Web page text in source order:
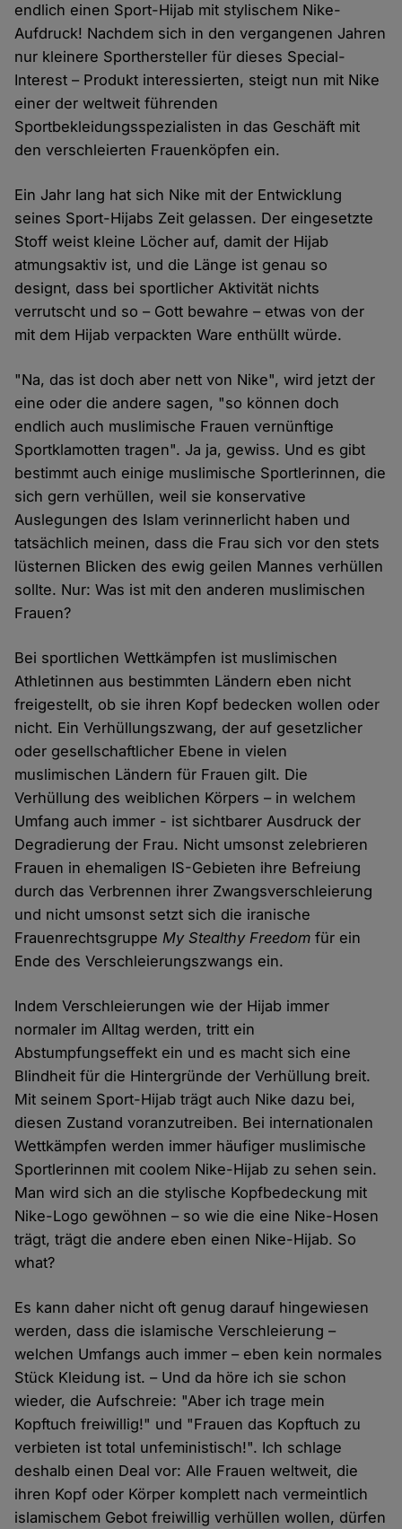
endlich einen Sport-Hijab mit stylischem Nike-
Aufdruck! Nachdem sich in den vergangenen Jahren
nur kleinere Sporthersteller für dieses Special-
Interest – Produkt interessierten, steigt nun mit Nike
einer der weltweit führenden
Sportbekleidungsspezialisten in das Geschäft mit
den verschleierten Frauenköpfen ein.
Ein Jahr lang hat sich Nike mit der Entwicklung
seines Sport-Hijabs Zeit gelassen. Der eingesetzte
Stoff weist kleine Löcher auf, damit der Hijab
atmungsaktiv ist, und die Länge ist genau so
designt, dass bei sportlicher Aktivität nichts
verrutscht und so – Gott bewahre – etwas von der
mit dem Hijab verpackten Ware enthüllt würde.
"Na, das ist doch aber nett von Nike", wird jetzt der
eine oder die andere sagen, "so können doch
endlich auch muslimische Frauen vernünftige
Sportklamotten tragen". Ja ja, gewiss. Und es gibt
bestimmt auch einige muslimische Sportlerinnen, die
sich gern verhüllen, weil sie konservative
Auslegungen des Islam verinnerlicht haben und
tatsächlich meinen, dass die Frau sich vor den stets
lüsternen Blicken des ewig geilen Mannes verhüllen
sollte. Nur: Was ist mit den anderen muslimischen
Frauen?
Bei sportlichen Wettkämpfen ist muslimischen
Athletinnen aus bestimmten Ländern eben nicht
freigestellt, ob sie ihren Kopf bedecken wollen oder
nicht. Ein Verhüllungszwang, der auf gesetzlicher
oder gesellschaftlicher Ebene in vielen
muslimischen Ländern für Frauen gilt. Die
Verhüllung des weiblichen Körpers – in welchem
Umfang auch immer - ist sichtbarer Ausdruck der
Degradierung der Frau. Nicht umsonst zelebrieren
Frauen in ehemaligen IS-Gebieten ihre Befreiung
durch das Verbrennen ihrer Zwangsverschleierung
und nicht umsonst setzt sich die iranische
FrauenrechtsgruppeMy Stealthy Freedom für ein
Ende des Verschleierungszwangs ein.
Indem Verschleierungen wie der Hijab immer
normaler im Alltag werden, tritt ein
Abstumpfungseffekt ein und es macht sich eine
Blindheit für die Hintergründe der Verhüllung breit.
Mit seinem Sport-Hijab trägt auch Nike dazu bei,
diesen Zustand voranzutreiben. Bei internationalen
Wettkämpfen werden immer häufiger muslimische
Sportlerinnen mit coolem Nike-Hijab zu sehen sein.
Man wird sich an die stylische Kopfbedeckung mit
Nike-Logo gewöhnen – so wie die eine Nike-Hosen
trägt, trägt die andere eben einen Nike-Hijab. So
what?
Es kann daher nicht oft genug darauf hingewiesen
werden, dass die islamische Verschleierung –
welchen Umfangs auch immer – eben kein normales
Stück Kleidung ist. – Und da höre ich sie schon
wieder, die Aufschreie: "Aber ich trage mein
Kopftuch freiwillig!" und "Frauen das Kopftuch zu
verbieten ist total unfeministisch!". Ich schlage
deshalb einen Deal vor: Alle Frauen weltweit, die
ihren Kopf oder Körper komplett nach vermeintlich
islamischem Gebot freiwillig verhüllen wollen, dürfen